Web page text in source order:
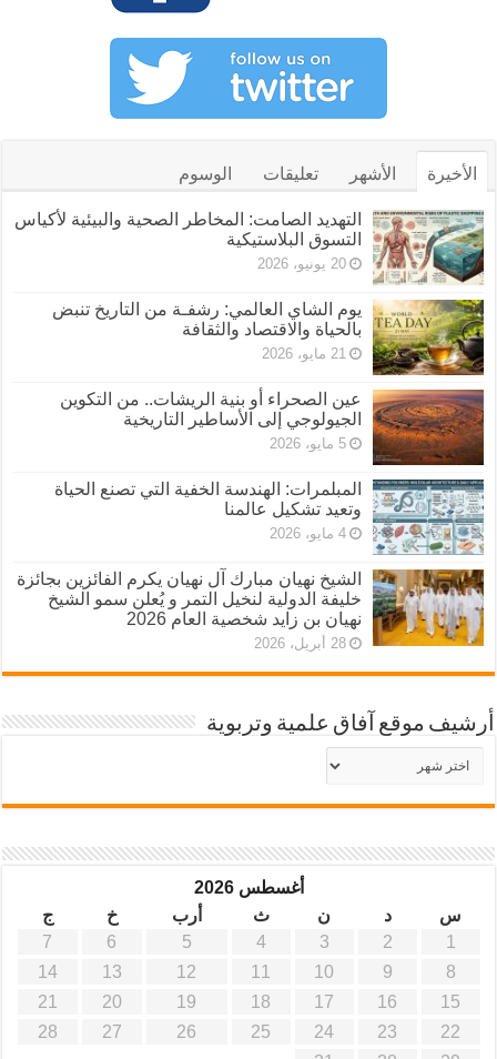
الأخيرة الأشهر تعليقات الوسوم
التهديد الصامت: المخاطر الصحية والبيئية لأكياس
التسوق البلاستيكية
20 يونيو، 2026
يوم الشاي العالمي: رشفـة من التاريخ تنبض
بالحياة والاقتصاد والثقافة
21 مايو، 2026
عين الصحراء أو بنية الريشات.. من التكوين
الجيولوجي إلى الأساطير التاريخية
5 مايو، 2026
المبلمرات: الهندسة الخفية التي تصنع الحياة
وتعيد تشكيل عالمنا
4 مايو، 2026
الشيخ نهيان مبارك آل نهيان يكرم الفائزين بجائزة
خليفة الدولية لنخيل التمر و يُعلن سمو الشيخ
نهيان بن زايد شخصية العام 2026
28 أبريل، 2026
أرشيف موقع آفاق علمية وتربوية
أرشيف
موقع
آفاق
أغسطس 2026
س
د ن ث أرب خ
ج
1
2
3
4
5
6
7
8
9
10
11
12
13
14
15
16
17
18
19
20
21
22
23
24
25
26
27
28